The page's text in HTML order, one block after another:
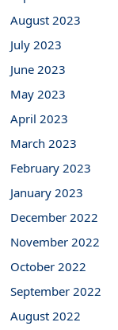
August 2023
July 2023
June 2023
May 2023
April 2023
March 2023
February 2023
January 2023
December 2022
November 2022
October 2022
September 2022
August 2022